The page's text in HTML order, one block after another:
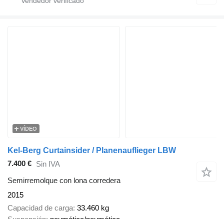
VÍDEO
Kel-Berg Curtainsider / Planenauflieger LBW
7.400 € Sin IVA
Semirremolque con lona corredera
2015
Capacidad de carga 33.460 kg